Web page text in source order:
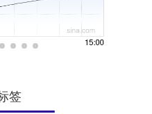
签